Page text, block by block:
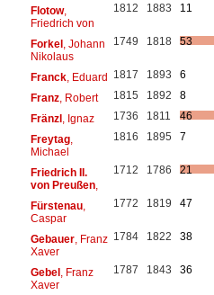
Flotow,
Friedrich von
1812 1883 11
Forkel, Johann
Nikolaus
1749 1818 53
Franck, Eduard 1817 1893
6
Franz, Robert 1815 1892
8
Fränzl, Ignaz 1736 1811
46
Freytag,
Michael
1816 1895 7
Friedrich II.
von Preußen,
1712 1786 21
Fürstenau,
Caspar
1772 1819 47
Gebauer, Franz
Xaver
1784 1822 38
Gebel, Franz
Xaver
1787 1843 36